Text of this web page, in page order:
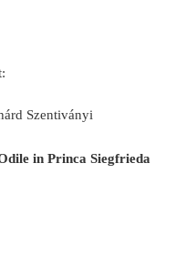
Szentiványi
in Princa Siegfrieda